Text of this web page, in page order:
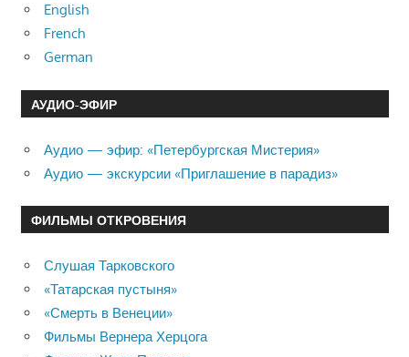
English
French
German
АУДИО-ЭФИР
Аудио — эфир: «Петербургская Мистерия»
Аудио — экскурсии «Приглашение в парадиз»
ФИЛЬМЫ ОТКРОВЕНИЯ
Слушая Тарковского
«Татарская пустыня»
«Смерть в Венеции»
Фильмы Вернера Херцога